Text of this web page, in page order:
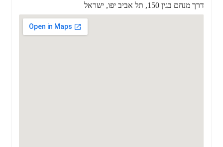
דרך מנחם בגין 150, תל אביב יפו, ישראל